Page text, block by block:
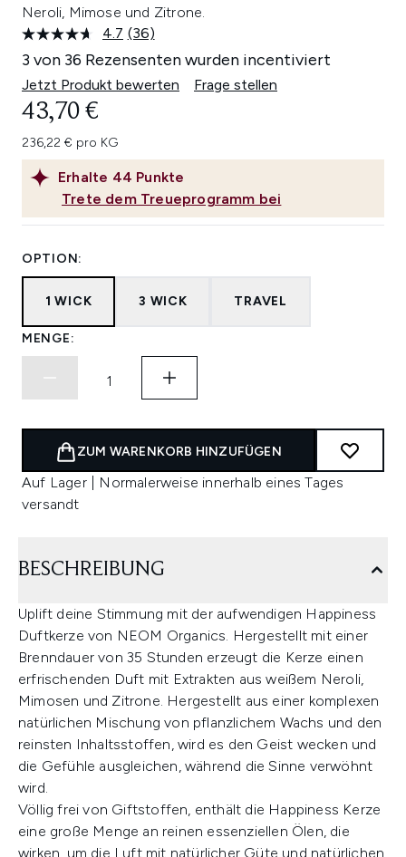
Neroli, Mimose und Zitrone.
4.7 36
Bewertungen
lesen.
Link
(36)
3 von 36 Rezensenten wurden incentiviert
Jetzt Produkt bewerten Frage stellen
Erhalte 44 Punkte
Trete dem Treueprogramm bei
43,70 €
236,22 € pro KG
OPTION:
1 WICK 3 WICK TRAVEL
MENGE:
ZUM WARENKORB HINZUFÜGEN
Auf Lager | Normalerweise innerhalb eines Tages
versandt
BESCHREIBUNG
Uplift deine Stimmung mit der aufwendigen Happiness
Duftkerze von NEOM Organics. Hergestellt mit einer
Brenndauer von 35 Stunden erzeugt die Kerze einen
erfrischenden Duft mit Extrakten aus weißem Neroli,
Mimosen und Zitrone. Hergestellt aus einer komplexen
natürlichen Mischung von pflanzlichem Wachs und den
reinsten Inhaltsstoffen, wird es den Geist wecken und
die Gefühle ausgleichen, während die Sinne verwöhnt
wird.
Völlig frei von Giftstoffen, enthält die Happiness Kerze
eine große Menge an reinen essenziellen Ölen, die
wirken, um die Luft mit natürlicher Güte und natürlichen